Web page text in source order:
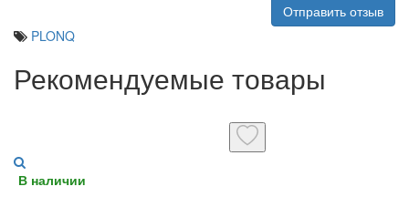
Отправить отзыв
PLONQ
Рекомендуемые товары
В наличии